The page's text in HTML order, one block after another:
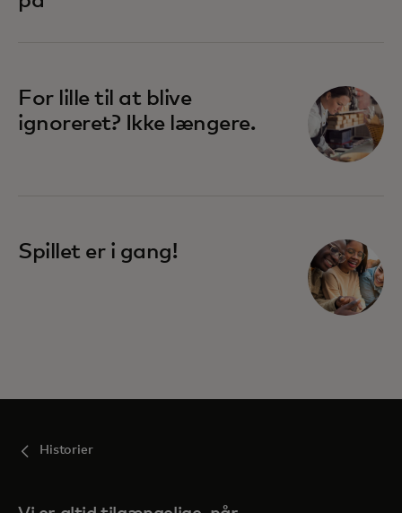
For lille til at blive
ignoreret? Ikke længere.
Spillet er i gang!
Historier